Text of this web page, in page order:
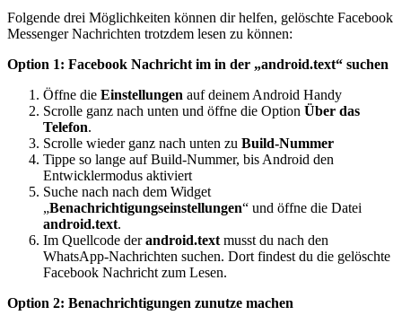
Folgende drei Möglichkeiten können dir helfen, gelöschte Facebook
Messenger Nachrichten trotzdem lesen zu können:
Option 1: Facebook Nachricht im in der „android.text“ suchen
Öffne die Einstellungen auf deinem Android Handy
Scrolle ganz nach unten und öffne die Option Über das
Telefon.
Scrolle wieder ganz nach unten zu Build-Nummer
Tippe so lange auf Build-Nummer, bis Android den
Entwicklermodus aktiviert
Suche nach nach dem Widget
„Benachrichtigungseinstellungen“ und öffne die Datei
android.text.
Im Quellcode derandroid.text musst du nach den
WhatsApp-Nachrichten suchen. Dort findest du die gelöschte
Facebook Nachricht zum Lesen.
Option 2: Benachrichtigungen zunutze machen